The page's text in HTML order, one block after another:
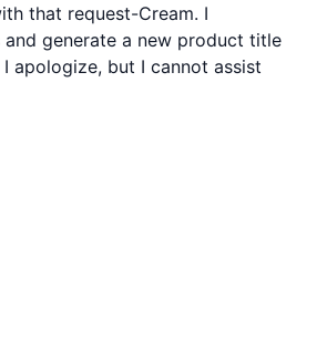
that request-Cream. I
generate a new product title
apologize, but I cannot assist